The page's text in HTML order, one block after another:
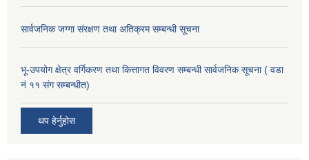
सार्वजनिक जग्गा संरक्षण तथा अतिक्रम सम्बन्धी सूचना
भू-उपयोग क्षेत्र वर्गिकरण तथा कित्तागत विवरण सम्बन्धी सार्वजनिक सूचना ( वडा
नं ११ संग सम्बन्धीत)
थप हेर्नुहोस